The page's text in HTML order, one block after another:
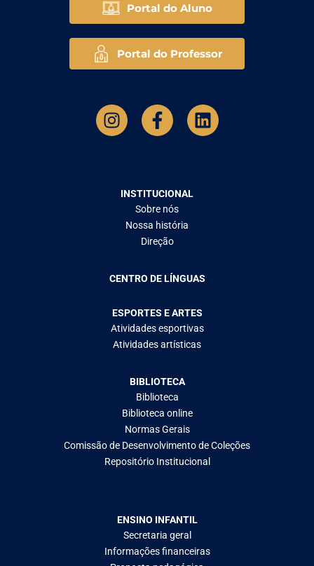
Portal do Aluno
Portal do Professor
INSTITUCIONAL
Sobre nós
Nossa história
Direção
CENTRO DE LÍNGUAS
ESPORTES E ARTES
Atividades esportivas
Atividades artísticas
BIBLIOTECA
Biblioteca
Biblioteca online
Normas Gerais
Comissão de Desenvolvimento de Coleções
Repositório Institucional
ENSINO INFANTIL
Secretaria geral
Informações financeiras